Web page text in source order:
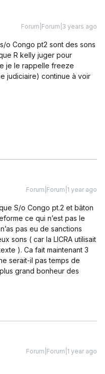
Forum|Forum|3 years ago
o Congo pt2 sont des sons
R kelly juger pour
je le rappelle freeze
judiciaire) continue à voir
Forum|Forum|1 year ago
S/o Congo pt.2 et bâton
ce qui n’est pas le
pas eu de sanctions
sons ( car la LICRA utilisait
). Ca fait maintenant 3
serait-il pas temps de
grand bonheur des
Forum|Forum|1 year ago